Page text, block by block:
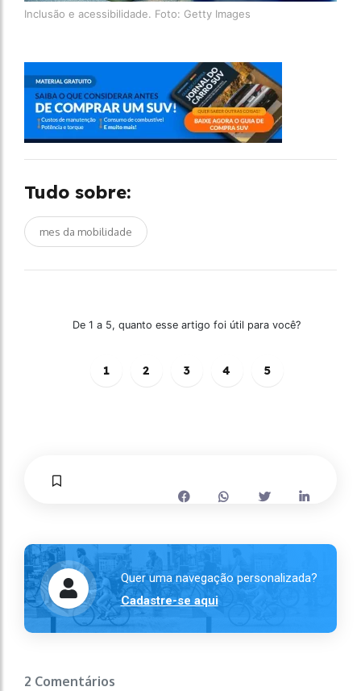
Inclusão e acessibilidade. Foto: Getty Images
Tudo sobre:
mes da mobilidade
De 1 a 5, quanto esse artigo foi útil para você?
1 2 3 4 5
Quer uma navegação personalizada?
Cadastre-se aqui
2 Comentários